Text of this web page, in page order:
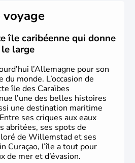
grande autonomie. Le pays
noms qu'il a vu naître dans tous
à la politique en passant par la
Heidegger, Thomas Mann,
en font partie.
voyage
île caribéenne qui donne
large
l’Allemagne pour son
monde. L’occasion de
île des Caraïbes
l’une des belles histoires
une destination maritime
ses criques aux eaux
abritées, ses spots de
de Willemstad et ses
Curaçao, l’île a tout pour
de mer et d’évasion.